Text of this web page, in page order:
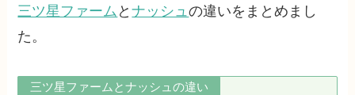
三ツ星ファーム とナッシュの違いをまとめまし
た。
三ツ星ファームとナッシュの違い